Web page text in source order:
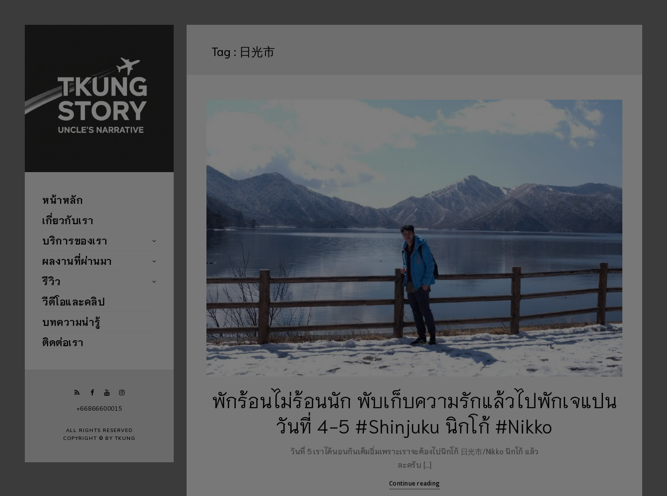
หน้าหลัก
เกี่ยวกับเรา
บริการของเรา
ผลงานที่ผ่านมา
รีวิว
วีดีโอและคลิป
บทความน่ารู้
ติดต่อเรา
+66866600015
ALL RIGHTS RESERVED
COPYRIGHT © BY TKUNG
Tag : 日光市
พักร้อนไม่ร้อนนัก พับเก็บความรักแล้วไปพักเจแปน
วันที่ 4-5 #Shinjuku นิกโก้ #Nikko
วันที่ 5 เราได้นอนกันเต็มอิ่มเพราะเราจะต้องไปนิกโก้ 日光市/Nikko นิกโก้ แล้ว
ละครับ […]
Continue reading